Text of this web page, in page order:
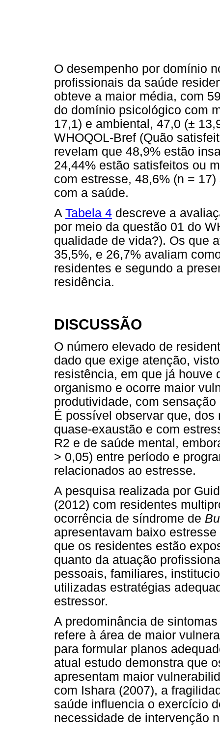
O desempenho por domínio
profissionais da saúde
obteve a maior média, com
do domínio psicológico com
17,1) e ambiental, 47,0 (±
WHOQOL-Bref (Quão
revelam que 48,9% estão
24,44% estão satisfeitos ou
com estresse, 48,6% (n =
com a saúde.
A Tabela 4 descreve a
por meio da questão 01 do
qualidade de vida?). Os que
35,5%, e 26,7% avaliam
residentes e segundo a
residência.
DISCUSSÃO
O número elevado de
dado que exige atenção,
resistência, em que já houve
organismo e ocorre maior
produtividade, com
É possível observar que,
quase-exaustão e com
R2 e de saúde mental,
> 0,05) entre período e
relacionados ao estresse.
A pesquisa realizada por
(2012) com residentes
ocorrência de síndrome de
apresentavam baixo
que os residentes estão
quanto da atuação
pessoais, familiares,
utilizadas estratégias
estressor.
A predominância de
refere à área de maior
para formular planos
atual estudo demonstra que
apresentam maior
com Ishara (2007), a
saúde influencia o exercício
necessidade de intervenção